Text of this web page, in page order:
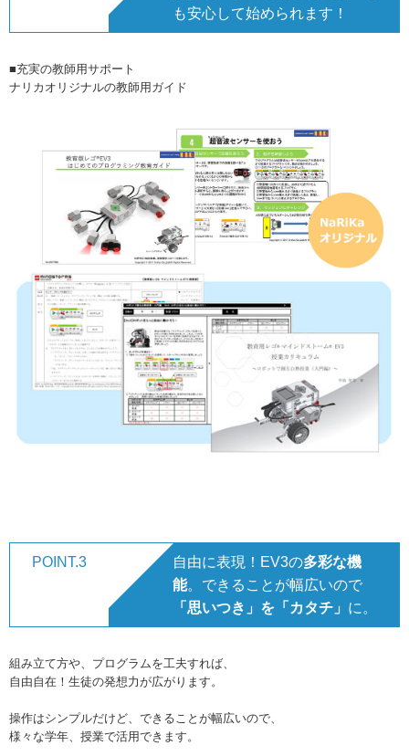
も安心して始められます！
■充実の教師用サポート
ナリカオリジナルの教師用ガイド
POINT.3 自由に表現！EV3の多彩な機
能。できることが幅広いので
「思いつき」を「カタチ」 に。
組み立て方や、プログラムを工夫すれば、
自由自在！生徒の発想力が広がります。
操作はシンプルだけど、できることが幅広いので、
様々な学年、授業で活用できます。